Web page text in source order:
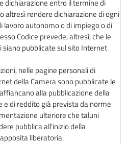
dichiarazione entro il termine di
altresì rendere dichiarazione di ogni
autonomo o di impiego o di
Codice prevede, altresì, che le
pubblicate sul sito Internet
nelle pagine personali di
della Camera sono pubblicate le
alla pubblicazione della
di reddito già prevista da norme
ulteriore che taluni
pubblica all'inizio della
liberatoria.